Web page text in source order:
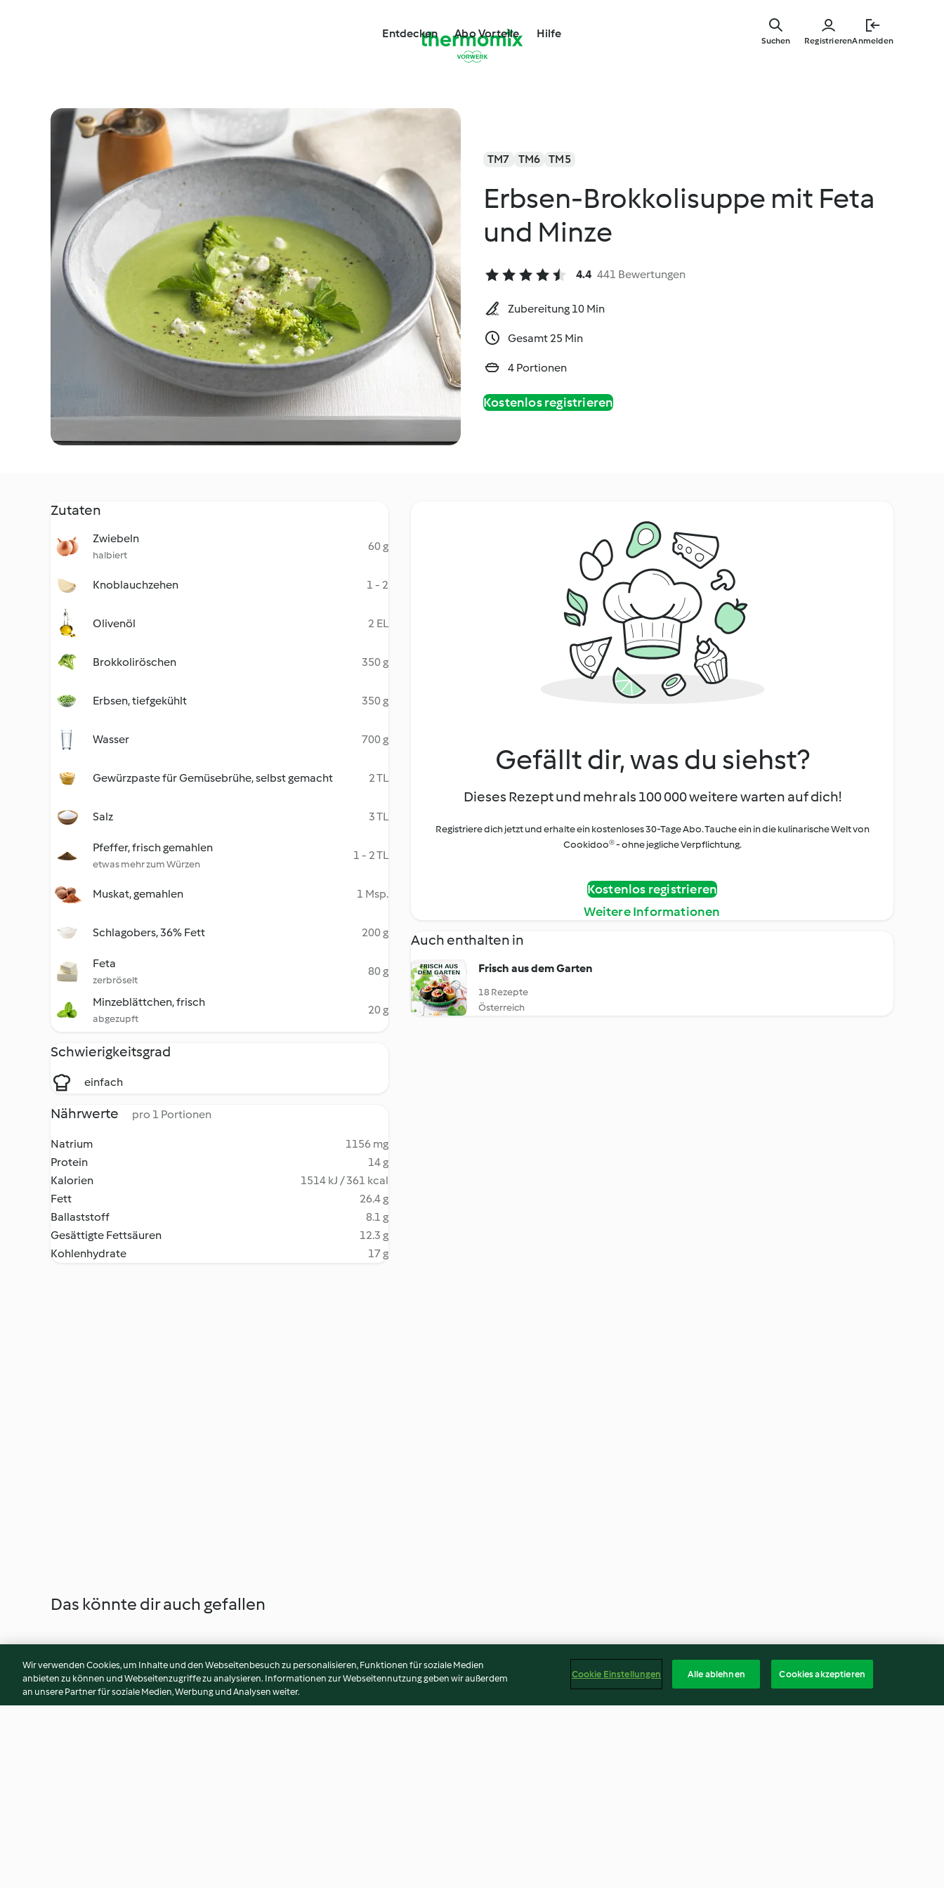
springen
Entdecken Abo Vorteile Hilfe
RegistrierenAnmelden
Suchen
TM7 TM6 TM5
Erbsen-Brokkolisuppe mit Feta
und Minze
4.4 441 Bewertungen
Zubereitung 10 Min
Gesamt 25 Min
4 Portionen
Kostenlos registrieren
Zutaten
Zwiebeln
halbiert
60 g
Knoblauchzehen 1 - 2
Olivenöl 2 EL
Brokkoliröschen 350 g
Erbsen, tiefgekühlt 350 g
Wasser 700 g
Gewürzpaste für Gemüsebrühe, selbst gemacht 2 TL
Salz 3 TL
Pfeffer, frisch gemahlen
etwas mehr zum Würzen
1 - 2 TL
Muskat, gemahlen 1 Msp.
Schlagobers, 36% Fett 200 g
Feta
zerbröselt
80 g
Minzeblättchen, frisch
abgezupft
20 g
Schwierigkeitsgrad
einfach
Nährwerte pro 1 Portionen
Natrium
1156 mg
Protein
14 g
Kalorien
1514 kJ / 361 kcal
Fett
26.4 g
Ballaststoff
8.1 g
Gesättigte Fettsäuren
12.3 g
Kohlenhydrate
17 g
Gefällt dir, was du siehst?
Dieses Rezept und mehr als 100 000 weitere warten auf dich!
Registriere dich jetzt und erhalte ein kostenloses 30-Tage Abo. Tauche ein in die kulinarische Welt von
Cookidoo® - ohne jegliche Verpflichtung.
Kostenlos registrieren
Weitere Informationen
Auch enthalten in
Frisch aus dem Garten
18 Rezepte
Österreich
Das könnte dir auch gefallen
Wir verwenden Cookies, um Inhalte und den Webseitenbesuch zu personalisieren, Funktionen für soziale Medien
anbieten zu können und Webseitenzugriffe zu analysieren. Informationen zur Webseitennutzung geben wir außerdem
an unsere Partner für soziale Medien, Werbung und Analysen weiter.
Cookie Einstellungen Alle ablehnen Cookies akzeptieren